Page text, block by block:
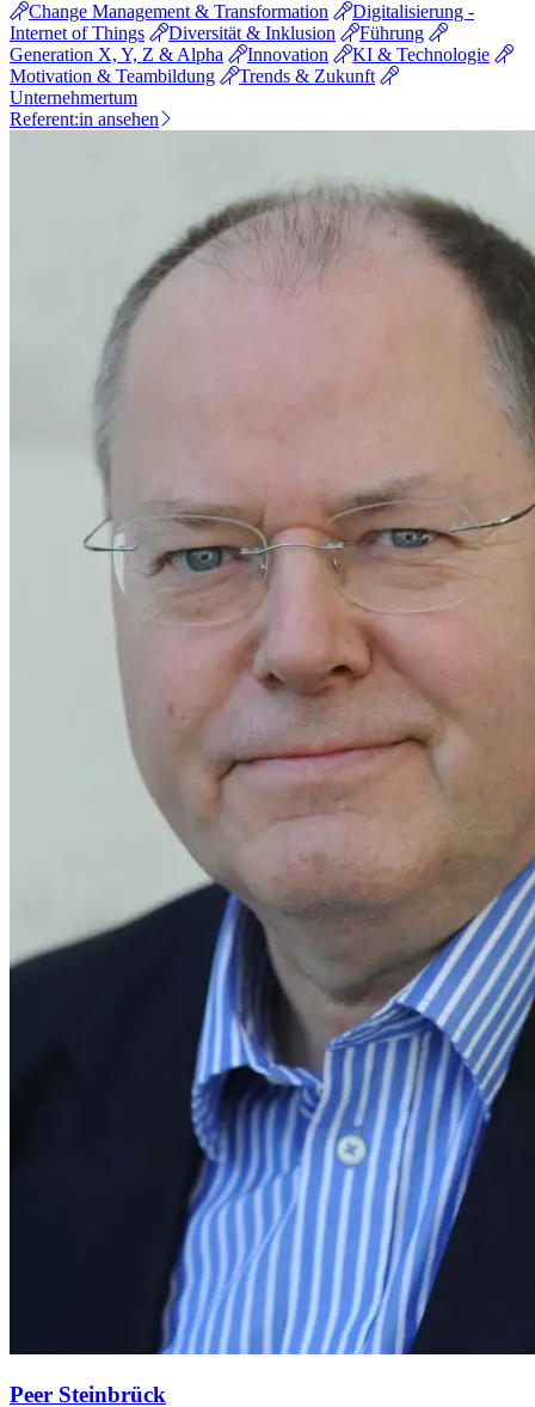
Change Management & Transformation
Digitalisierung -
Internet of Things
Diversität & Inklusion
Führung
Generation X, Y, Z & Alpha
Innovation
KI & Technologie
Motivation & Teambildung
Trends & Zukunft
Unternehmertum
Referent:in ansehen
Peer Steinbrück